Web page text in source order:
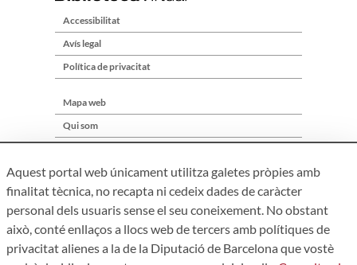
Accessibilitat
Avís legal
Política de privacitat
Mapa web
Qui som
Aquest portal web únicament utilitza galetes pròpies amb
finalitat tècnica, no recapta ni cedeix dades de caràcter
personal dels usuaris sense el seu coneixement. No obstant
això, conté enllaços a llocs web de tercers amb polítiques de
privacitat alienes a la de la Diputació de Barcelona que vostè